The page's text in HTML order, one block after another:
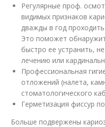
Регулярные проф.
видимых признаков
дважды в год
Это поможет
быстро ее устранить,
лечению или
Профессиональная
отложений (налета,
стоматологического
Герметизация фиссур
Больше подвержены